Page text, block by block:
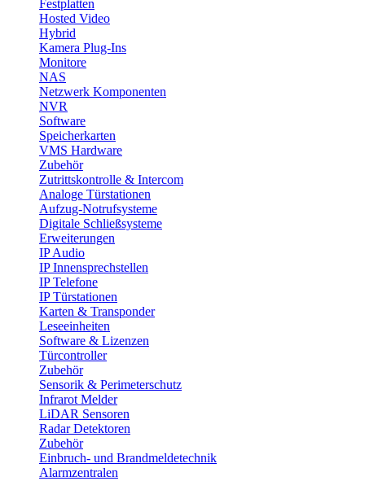
Festplatten
Hosted Video
Hybrid
Kamera Plug-Ins
Monitore
NAS
Netzwerk Komponenten
NVR
Software
Speicherkarten
VMS Hardware
Zubehör
Zutrittskontrolle & Intercom
Analoge Türstationen
Aufzug-Notrufsysteme
Digitale Schließsysteme
Erweiterungen
IP Audio
IP Innensprechstellen
IP Telefone
IP Türstationen
Karten & Transponder
Leseeinheiten
Software & Lizenzen
Türcontroller
Zubehör
Sensorik & Perimeterschutz
Infrarot Melder
LiDAR Sensoren
Radar Detektoren
Zubehör
Einbruch- und Brandmeldetechnik
Alarmzentralen